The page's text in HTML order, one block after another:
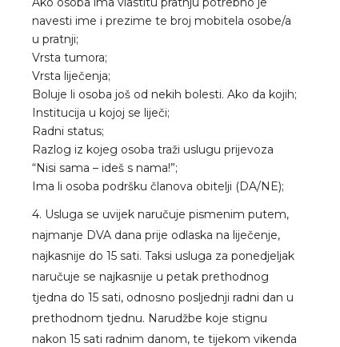
Nismo same,26. November 2021.
navesti ime i prezime te broj mobitela osobe/a
u pratnji;
Vrsta tumora;
Vrsta liječenja;
Boluje li osoba još od nekih bolesti. Ako da kojih;
Institucija u kojoj se liječi;
Radni status;
Razlog iz kojeg osoba traži uslugu prijevoza
“Nisi sama – ideš s nama!”;
Ima li osoba podršku članova obitelji (DA/NE);
4. Usluga se uvijek naručuje pismenim putem,
najmanje DVA dana prije odlaska na liječenje,
najkasnije do 15 sati. Taksi usluga za ponedjeljak
naručuje se najkasnije u petak prethodnog
tjedna do 15 sati, odnosno posljednji radni dan u
prethodnom tjednu. Narudžbe koje stignu
nakon 15 sati radnim danom, te tijekom vikenda